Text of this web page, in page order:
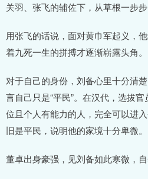
关羽、张飞的辅佐下，从草根一步步
用张飞的话说，面对黄巾军起义，
着九死一生的拼搏才逐渐崭露头角。
对于自己的身份，刘备心里十分清
言自己只是“平民”。在汉代，选拔
位且个人有能力的人，完全可以进
旧是平民，说明他的家境十分卑微。
董卓出身豪强，见刘备如此寒微，自